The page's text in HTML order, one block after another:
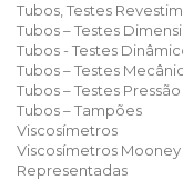
Tubos, Testes
Tubos – Testes
Tubos - Testes
Tubos – Testes
Tubos – Testes
Tubos – Tampões
Viscosímetros
Viscosímetros Mooney
Representadas